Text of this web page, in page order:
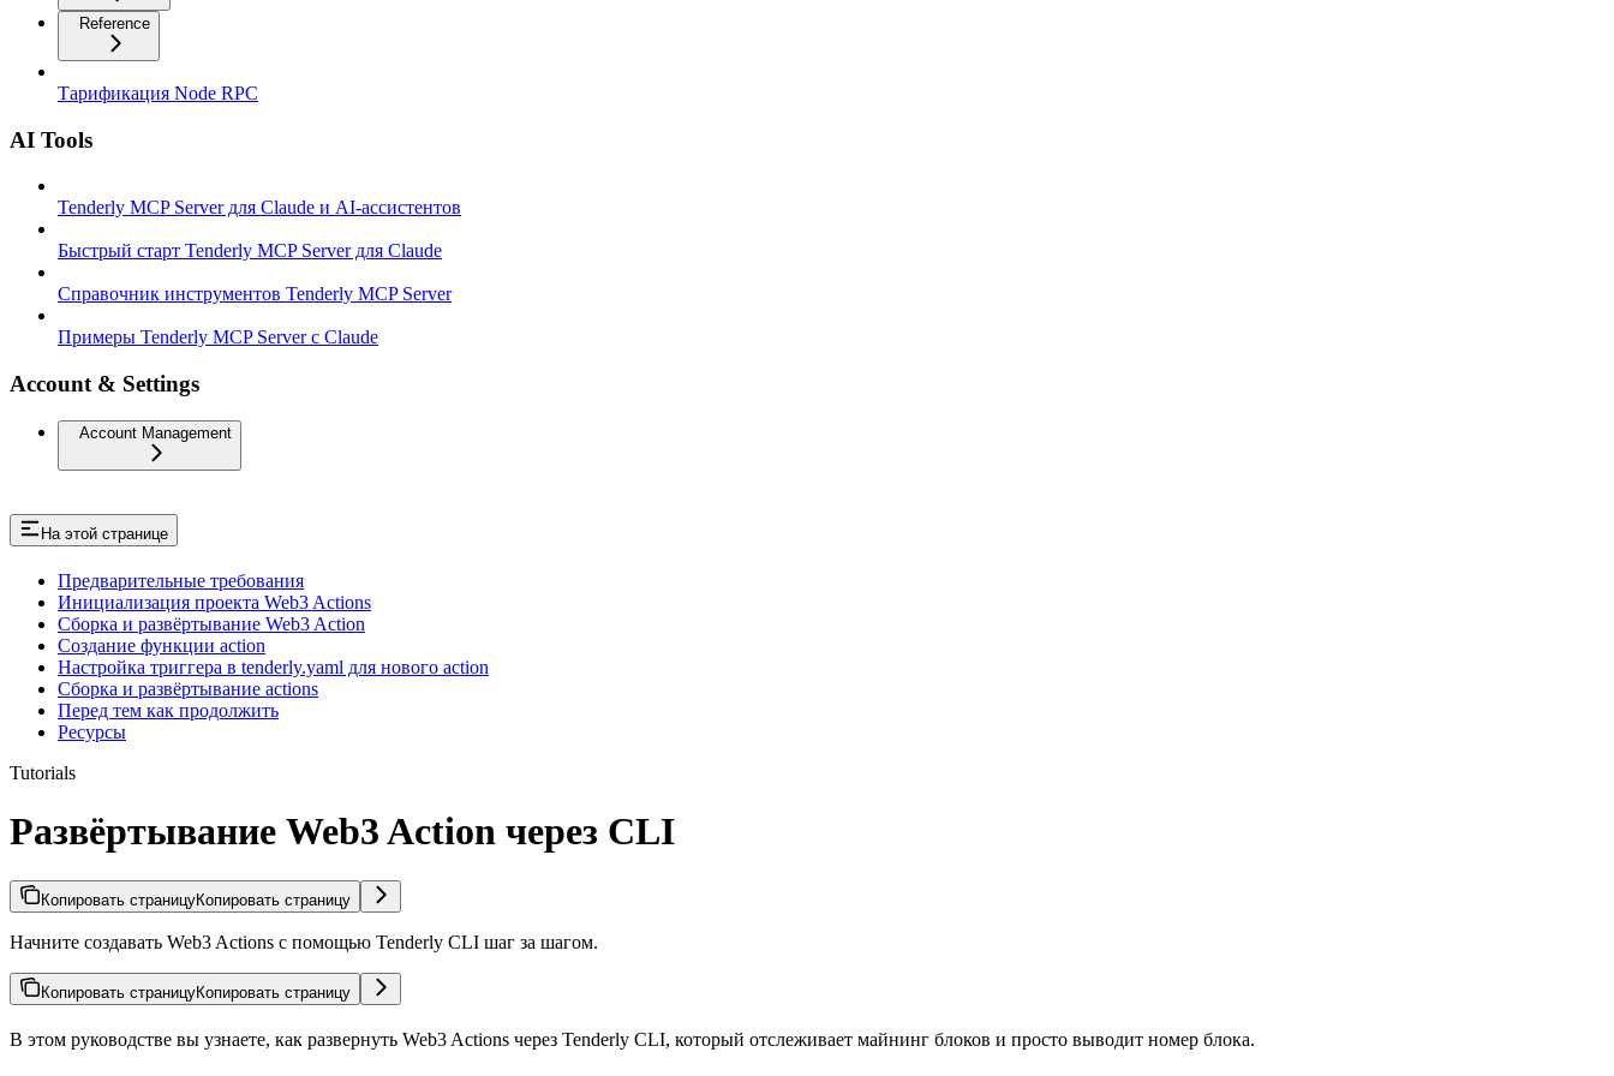
Reference
Тарификация Node RPC
AI Tools
Tenderly MCP Server для Claude и AI-ассистентов
Быстрый старт Tenderly MCP Server для Claude
Справочник инструментов Tenderly MCP Server
Примеры Tenderly MCP Server с Claude
Account & Settings
Account Management
На этой странице
Предварительные требования
Инициализация проекта Web3 Actions
Сборка и развёртывание Web3 Action
Создание функции action
Настройка триггера в tenderly.yaml для нового action
Сборка и развёртывание actions
Перед тем как продолжить
Ресурсы
Tutorials
Развёртывание Web3 Action через CLI
Копировать страницуКопировать страницу
Начните создавать Web3 Actions с помощью Tenderly CLI шаг за шагом.
Копировать страницуКопировать страницу
В этом руководстве вы узнаете, как развернуть Web3 Actions через Tenderly CLI, который отслеживает майнинг блоков и просто выводит номер блока.